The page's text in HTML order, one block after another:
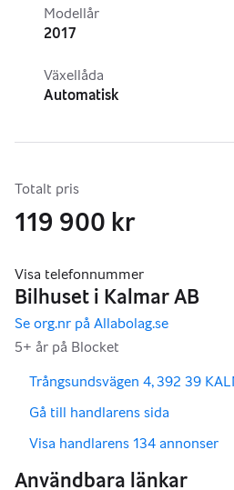
Modellår
2017
Växellåda
Automatisk
Totalt pris
119 900 kr
,
Trångsundsvägen 4, 392 39
Gå till handlarens sida
Visa handlarens 134 annonser